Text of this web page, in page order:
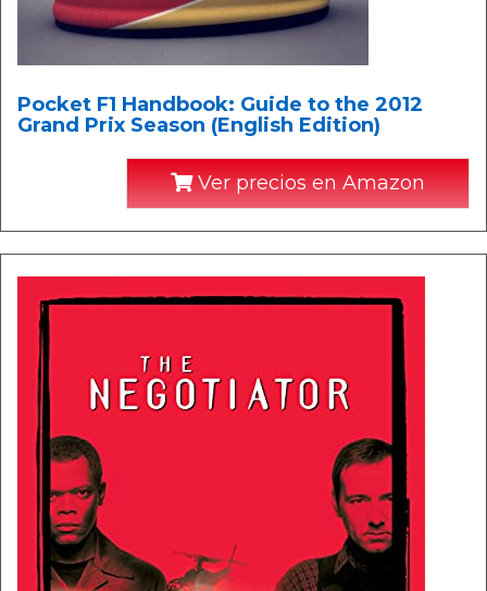
Pocket F1 Handbook: Guide to the 2012
Grand Prix Season (English Edition)
Ver precios en Amazon